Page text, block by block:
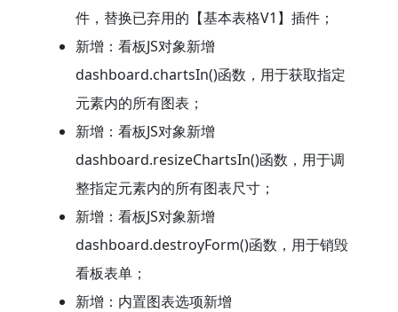
件，替换已弃用的【基本表格V1】插件；
新增：看板JS对象新增
dashboard.chartsIn()函数，用于获取指定
元素内的所有图表；
新增：看板JS对象新增
dashboard.resizeChartsIn()函数，用于调
整指定元素内的所有图表尺寸；
新增：看板JS对象新增
dashboard.destroyForm()函数，用于销毁
看板表单；
新增：内置图表选项新增